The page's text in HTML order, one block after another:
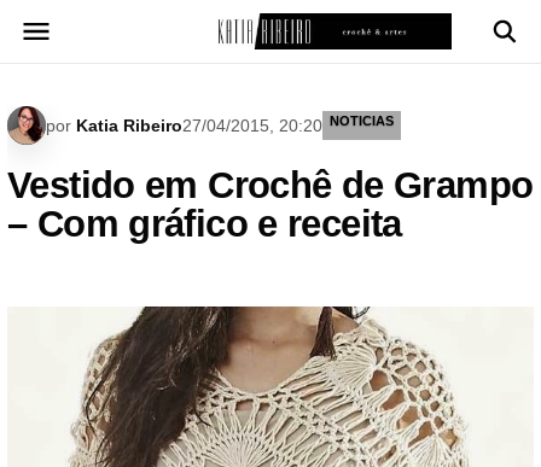
para
por Katia Ribeiro27/04/2015, 20:20 NOTICIAS
Vestido em Crochê de Grampo
– Com gráfico e receita